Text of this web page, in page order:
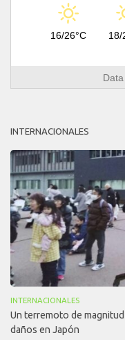
16/26°C 18/
INTERNACIONALES
INTERNACIONALES
Un terremoto de
daños en Japón